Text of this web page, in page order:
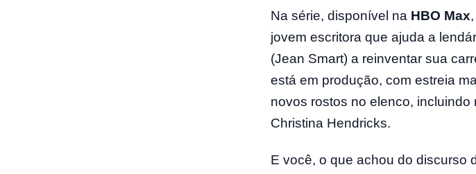
Na série, disponível na HBO Max
jovem escritora que ajuda a
(Jean Smart) a reinventar sua
está em produção, com estreia
novos rostos no elenco,
Christina Hendricks.
E você, o que achou do discurso